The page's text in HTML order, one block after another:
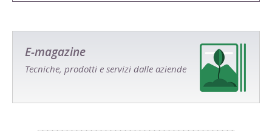
E-magazine
Tecniche, prodotti e servizi dalle aziende